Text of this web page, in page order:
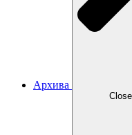
Архива